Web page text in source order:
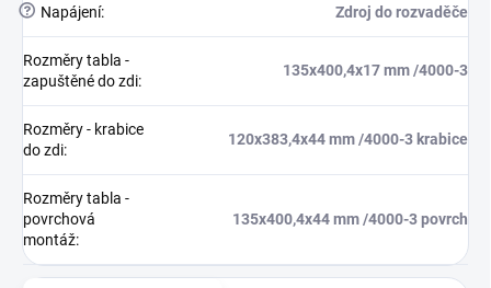
? Napájení: Zdroj do rozvaděče
Rozměry tabla -
zapuštěné do zdi:
135x400,4x17 mm /4000-3
Rozměry - krabice
do zdi:
120x383,4x44 mm /4000-3 krabice
Rozměry tabla -
povrchová
montáž:
135x400,4x44 mm /4000-3 povrch